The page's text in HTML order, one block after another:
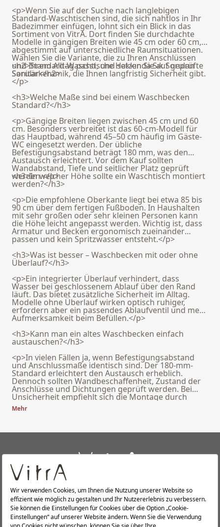
<p>Wenn Sie auf der Suche nach langlebigen
Standard-Waschtischen sind, die sich nahtlos in Ihr
Badezimmer einfügen, lohnt sich ein Blick in das
Sortiment von VitrA. Dort finden Sie durchdachte
Modelle in gängigen Breiten wie 45 cm oder 60 cm,
abgestimmt auf unterschiedliche Raumsituationen.
Wählen Sie die Variante, die zu Ihren Anschlüssen
und Ihrem Alltag passt, und setzen Sie auf geprüfte
Sanitärkeramik, die Ihnen langfristig Sicherheit gibt.
</p>
<h2>Standard-Waschtische Hakkında Sık Sorulan
Sorular</h2>
<h3>Welche Maße sind bei einem Waschbecken
Standard?</h3>
<p>Gängige Breiten liegen zwischen 45 cm und 60
cm. Besonders verbreitet ist das 60-cm-Modell für
das Hauptbad, während 45–50 cm häufig im Gäste-
WC eingesetzt werden. Der übliche
Befestigungsabstand beträgt 180 mm, was den
Austausch erleichtert. Vor dem Kauf sollten
Wandabstand, Tiefe und seitlicher Platz geprüft
werden.</p>
<h3>In welcher Höhe sollte ein Waschtisch montiert
werden?</h3>
<p>Die empfohlene Oberkante liegt bei etwa 85 bis
90 cm über dem fertigen Fußboden. In Haushalten
mit sehr großen oder sehr kleinen Personen kann
die Höhe leicht angepasst werden. Wichtig ist, dass
Armatur und Becken ergonomisch zueinander
passen und kein Spritzwasser entsteht.</p>
<h3>Was ist besser – Waschbecken mit oder ohne
Überlauf?</h3>
<p>Ein integrierter Überlauf verhindert, dass
Wasser bei geschlossenem Ablauf über den Rand
läuft. Das bietet zusätzliche Sicherheit im Alltag.
Modelle ohne Überlauf wirken optisch ruhiger,
erfordern aber ein passendes Ablaufventil und mehr
Aufmerksamkeit beim Befüllen.</p>
<h3>Kann man ein altes Waschbecken einfach
austauschen?</h3>
<p>In vielen Fällen ja, wenn Befestigungsabstand
und Anschlussmaße identisch sind. Der 180-mm-
Standard erleichtert den Austausch erheblich.
Dennoch sollten Wandbeschaffenheit, Zustand der
Anschlüsse und Dichtungen geprüft werden. Bei
Unsicherheit empfiehlt sich die Montage durch
einen Sanitärfachbetrieb.</p>
Mehr
ÜBER UNS